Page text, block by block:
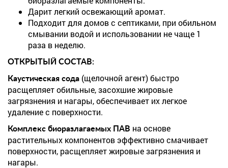
Дарит легкий освежающий аромат.
Подходит для домов с септиками, при обильном
смывании водой и использовании не чаще 1
раза в неделю.
ОТКРЫТЫЙ СОСТАВ:
Каустическая сода (щелочной агент) быстро
расщепляет обильные, засохшие жировые
загрязнения и нагары, обеспечивает их легкое
удаление с поверхности.
Комплекс биоразлагаемых ПАВ на основе
растительных компонентов эффективно смачивает
поверхности, расщепляет жировые загрязнения и
нагары.